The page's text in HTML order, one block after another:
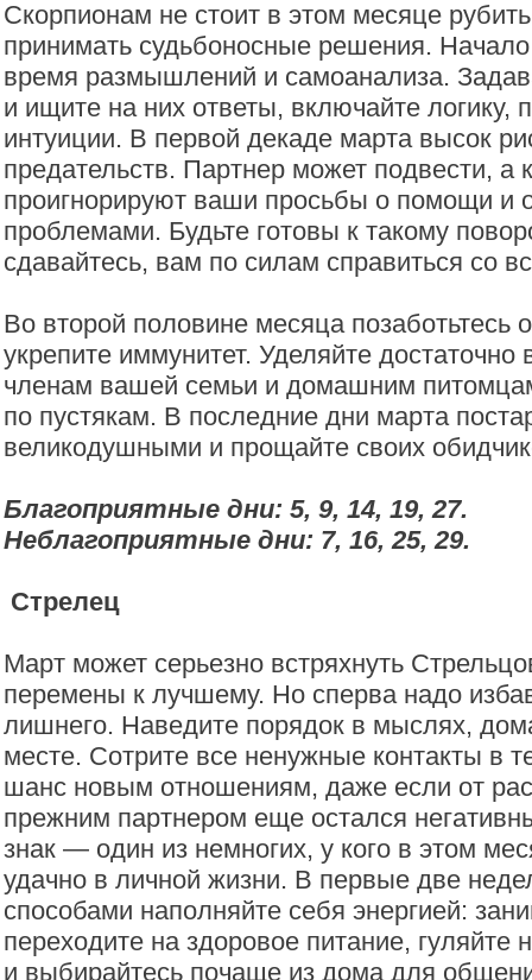
Скорпионам не стоит в этом месяце
принимать судьбоносные решения.
время размышлений и самоанализа.
и ищите на них ответы, включайте логику,
интуиции. В первой декаде марта высок
предательств. Партнер может подвести, а
проигнорируют ваши просьбы о помощи и
проблемами. Будьте готовы к такому
сдавайтесь, вам по силам справиться со
Во второй половине месяца позаботьтесь
укрепите иммунитет. Уделяйте
членам вашей семьи и домашним
по пустякам. В последние дни марта
великодушными и прощайте своих
Благоприятные дни: 5, 9, 14, 19, 27.
Неблагоприятные дни: 7, 16, 25, 29.
Стрелец
Март может серьезно встряхнуть
перемены к лучшему. Но сперва надо
лишнего. Наведите порядок в мыслях,
месте. Сотрите все ненужные контакты в
шанс новым отношениям, даже если от
прежним партнером еще остался
знак — один из немногих, у кого в этом
удачно в личной жизни. В первые две
способами наполняйте себя энергией:
переходите на здоровое питание, гуляйте
и выбирайтесь почаще из дома для